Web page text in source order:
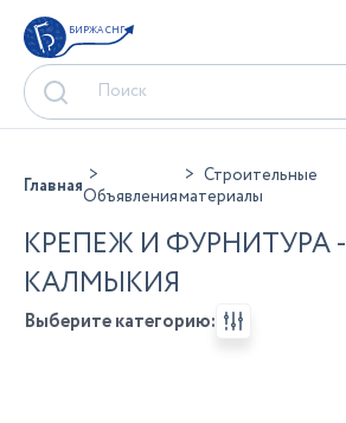
БИРЖА СНГ
ГлавнаяОбъявления
Строительные
материалы
КРЕПЕЖ И ФУРНИТУРА -
КАЛМЫКИЯ
Выберите категорию: